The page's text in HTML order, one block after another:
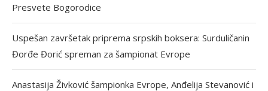
Presvete Bogorodice
Uspešan završetak priprema srpskih boksera: Surduličanin
Đorđe Đorić spreman za šampionat Evrope
Anastasija Živković šampionka Evrope, Anđelija Stevanović i